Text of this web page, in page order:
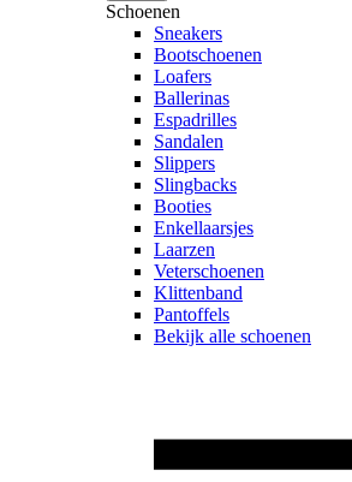
Schoenen
Sneakers
Bootschoenen
Loafers
Ballerinas
Espadrilles
Sandalen
Slippers
Slingbacks
Booties
Enkellaarsjes
Laarzen
Veterschoenen
Klittenband
Pantoffels
Bekijk alle schoenen